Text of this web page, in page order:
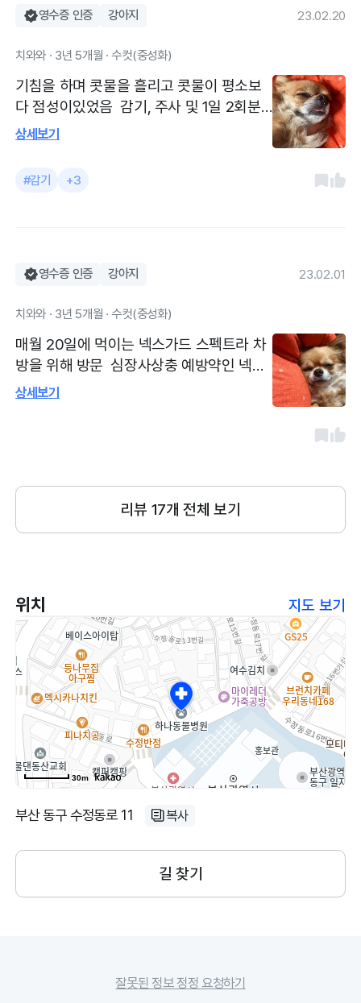
영수증 인증 강아지 23.02.20
치와와 · 3년 5개월 · 수컷(중성화)
기침을 하며 콧물을 흘리고 콧물이 평소보
다 점성이있었음 감기, 주사 및 1일 2회분
약 7일치 처방을 받았습니다. 2일 전 부터
이 친절하시고 저렴합니다.
상세보기
#감기 +3
영수증 인증 강아지 23.02.01
치와와 · 3년 5개월 · 수컷(중성화)
매월 20일에 먹이는 넥스가드 스펙트라 차
방을 위해 방문 심장사상충 예방약인 넥스
가드 스펙트라 S사이즈를 처방 받았습니다
상세보기
리뷰 17개 전체 보기
위치 지도 보기
30m
부산 동구 수정동로 11 복사
길 찾기
잘못된 정보 정정 요청하기